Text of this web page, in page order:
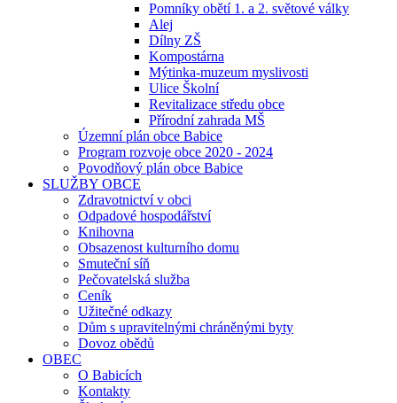
Pomníky obětí 1. a 2. světové války
Alej
Dílny ZŠ
Kompostárna
Mýtinka-muzeum myslivosti
Ulice Školní
Revitalizace středu obce
Přírodní zahrada MŠ
Územní plán obce Babice
Program rozvoje obce 2020 - 2024
Povodňový plán obce Babice
SLUŽBY OBCE
Zdravotnictví v obci
Odpadové hospodářství
Knihovna
Obsazenost kulturního domu
Smuteční síň
Pečovatelská služba
Ceník
Užitečné odkazy
Dům s upravitelnými chráněnými byty
Dovoz obědů
OBEC
O Babicích
Kontakty